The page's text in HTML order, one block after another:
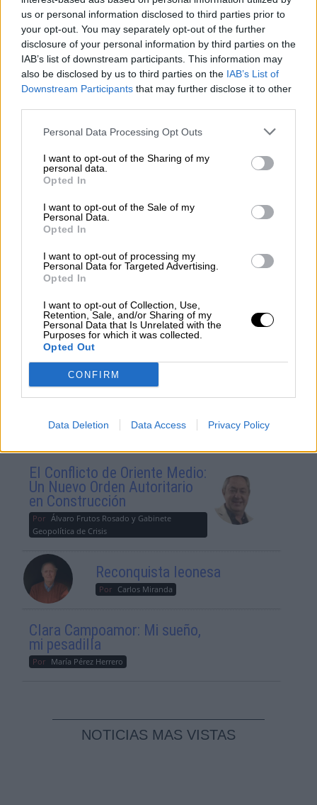
us or personal information disclosed to third parties prior to
your opt-out. You may separately opt-out of the further
disclosure of your personal information by third parties on the
IAB’s list of downstream participants. This information may
also be disclosed by us to third parties on the IAB’s List of
Downstream Participants that may further disclose it to other
Personal Data Processing Opt Outs
I want to opt-out of the Sharing of my
personal data.
Opted In
I want to opt-out of the Sale of my
Personal Data.
Opted In
I want to opt-out of processing my
Personal Data for Targeted Advertising.
Opted In
I want to opt-out of Collection, Use,
Retention, Sale, and/or Sharing of my
Personal Data that Is Unrelated with the
Purposes for which it was collected.
Opted Out
CONFIRM
Data Deletion Data Access Privacy Policy
Iglesias estalla contra Ferreras por
sus audios filtrados con Villarejo
OPINIONES DIVERSAS
¿La ciudadanía de Occidente
es consciente del riesgo de
Por
Álvaro Frutos Rosado y Gabinete
Geopolítica de Crisis
Suelta y confía
María Comesaña
Por Juan Manuel Beltrán
El Conflicto de Oriente Medio:
Un Nuevo Orden Autoritario
en Construcción
Por Álvaro Frutos Rosado y Gabinete
Geopolítica de Crisis
Reconquista leonesa
Por Carlos Miranda
Clara Campoamor: Mi sueño,
mi pesadilla
Por María Pérez Herrero
NOTICIAS MAS VISTAS